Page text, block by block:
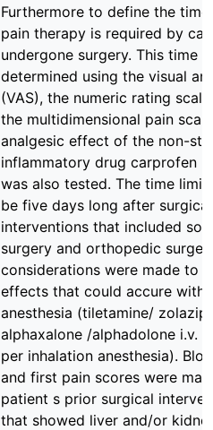
Furthermore to define the
pain therapy is required by
undergone surgery. This time
determined using the visual
(VAS), the numeric rating
the multidimensional pain
analgesic effect of the non-
inflammatory drug carprofen
was also tested. The time
be five days long after surgical
interventions that included
surgery and orthopedic
considerations were made to
effects that could accure with
anesthesia (tiletamine/
alphaxalone /alphadolone i.v.
per inhalation anesthesia).
and first pain scores were
patient s prior surgical
that showed liver and/or